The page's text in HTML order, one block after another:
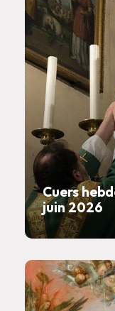
Cuers
juin 2026